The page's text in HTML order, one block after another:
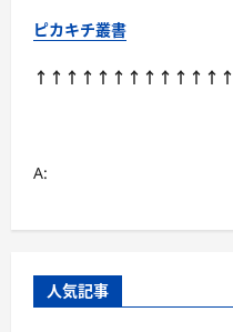
ピカキチ叢書
↑↑↑↑↑↑↑↑↑↑↑↑↑
A:
人気記事